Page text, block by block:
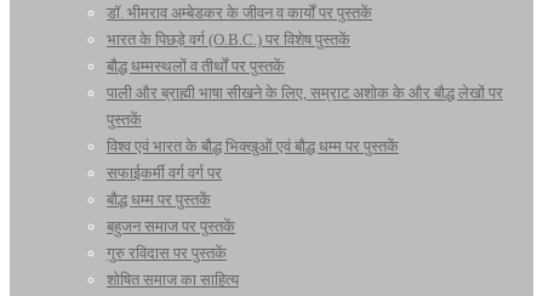
डॉ. भीमराव अम्बेडकर के जीवन व कार्यों पर पुस्तकें
भारत के पिछड़े वर्ग (O.B.C.) पर विशेष पुस्तकें
बौद्ध धम्मस्थलों व तीर्थों पर पुस्तकें
पाली और ब्राह्मी भाषा सीखने के लिए, सम्राट अशोक के और बौद्ध लेखों पर
पुस्तकें
विश्व एवं भारत के बौद्ध भिक्खुओं एवं बौद्ध धम्म पर पुस्तकें
सफाईकर्मी वर्ग वर्ग पर
बौद्ध धम्म पर पुस्तकें
बहुजन समाज पर पुस्तकें
गुरु रविदास पर पुस्तकें
शोषित समाज का साहित्य